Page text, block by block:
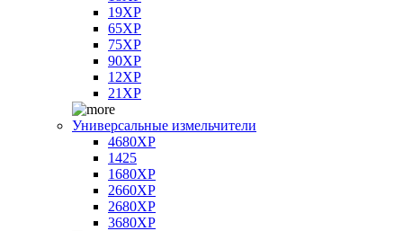
19XP
65XP
75XP
90XP
12XP
21XP
Универсальные измельчители
4680XP
1425
1680XP
2660XP
2680XP
3680XP